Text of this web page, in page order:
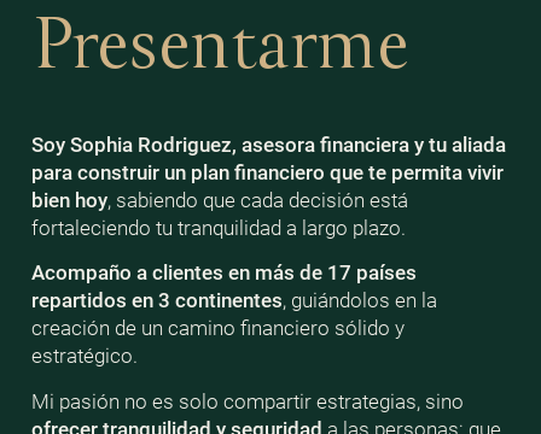
Presentarme
Soy Sophia Rodriguez, asesora financiera y tu aliada
para construir un plan financiero que te permita vivir
bien hoy, sabiendo que cada decisión está
fortaleciendo tu tranquilidad a largo plazo.
Acompaño a clientes en más de 17 países
repartidos en 3 continentes, guiándolos en la
creación de un camino financiero sólido y
estratégico.
Mi pasión no es solo compartir estrategias, sino
ofrecer tranquilidad y seguridad a las personas: que